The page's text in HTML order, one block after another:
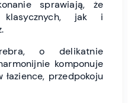
sprawiają, że
jak i
o delikatnie
komponuje
przedpokoju